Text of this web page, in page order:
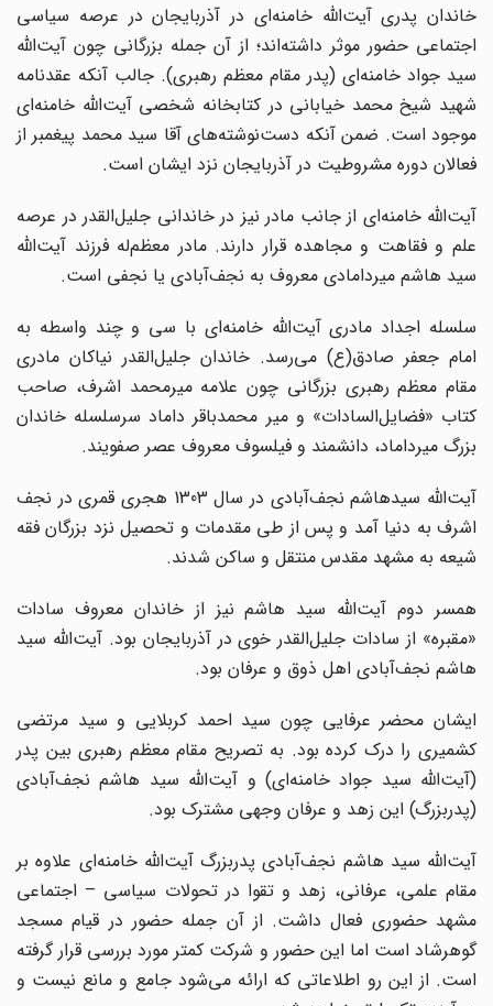
خاندان پدری آیت‌الله خامنه‌ای در آذربایجان در عرصه سیاسی
اجتماعی حضور موثر داشته‌اند؛ از آن جمله بزرگانی چون آیت‌الله
سید جواد خامنه‌ای (پدر مقام معظم رهبری). جالب آنکه عقدنامه
شهید شیخ محمد خیابانی در کتابخانه شخصی آیت‌الله خامنه‌ای
موجود است. ضمن آنکه دست‌نوشته‌های آقا سید محمد پیغمبر از
فعالان دوره مشروطیت در آذربایجان نزد ایشان است.
آیت‌الله خامنه‌ای از جانب مادر نیز در خاندانی جلیل‌القدر در عرصه
علم و فقاهت و مجاهده قرار دارند. مادر معظم‌له فرزند آیت‌الله
سید هاشم میردامادی معروف به نجف‌آبادی یا نجفی است.
سلسله اجداد مادری آیت‌الله خامنه‌ای با سی و چند واسطه به
امام جعفر صادق(ع) می‌رسد. خاندان جلیل‌القدر نیاکان مادری
مقام معظم رهبری بزرگانی چون علامه میرمحمد اشرف، صاحب
کتاب «فضایل‌السادات» و میر محمدباقر داماد سرسلسله خاندان
بزرگ میرداماد، دانشمند و فیلسوف معروف عصر صفویند.
آیت‌الله سیدهاشم نجف‌آبادی در سال 1303 هجری قمری در نجف
اشرف به دنیا آمد و پس از طی مقدمات و تحصیل نزد بزرگان فقه
شیعه به مشهد مقدس منتقل و ساکن شدند.
همسر دوم آیت‌الله سید هاشم نیز از خاندان معروف سادات
«مقبره» از سادات جلیل‌القدر خوی در آذربایجان بود. آیت‌الله سید
هاشم نجف‌آبادی اهل ذوق و عرفان بود.
ایشان محضر عرفایی چون سید احمد کربلایی و سید مرتضی
کشمیری را درک کرده بود. به تصریح مقام معظم رهبری بین پدر
(آیت‌الله سید جواد خامنه‌ای) و آیت‌الله سید هاشم نجف‌آبادی
(پدربزرگ) ‌این زهد و عرفان وجهی مشترک بود.
آیت‌الله سید هاشم نجف‌آبادی پدربزرگ آیت‌الله خامنه‌ای علاوه بر
مقام علمی، عرفانی، زهد و تقوا در تحولات سیاسی – اجتماعی
مشهد حضوری فعال داشت. از آن جمله حضور در قیام مسجد
گوهرشاد است اما این حضور و شرکت کمتر مورد بررسی قرار گرفته
است. از این رو اطلاعاتی که ارائه می‌شود جامع و مانع نیست و